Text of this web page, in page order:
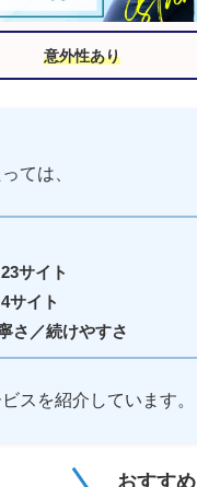
意外性あり
ては、
サイト
サイト
さ／続けやすさ
スを紹介しています。
おすすめ